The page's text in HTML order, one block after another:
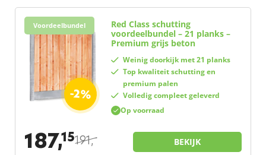
Voordeelbundel
-2%
Op voorraad
Red Class schutting
voordeelbundel – 21 planks –
Premium grijs beton
Weinig doorkijk met 21 planks
Top kwaliteit schutting en
premium palen
Volledig compleet geleverd
187,15191,– BEKIJK